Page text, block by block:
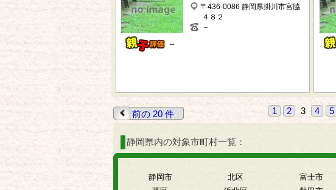
－
〒436-0086 静岡県掛川市宮脇
４８２
－
前の 20 件 1 2 3 4 5
静岡県内の対象市町村一覧：
静岡市
北区
富士市